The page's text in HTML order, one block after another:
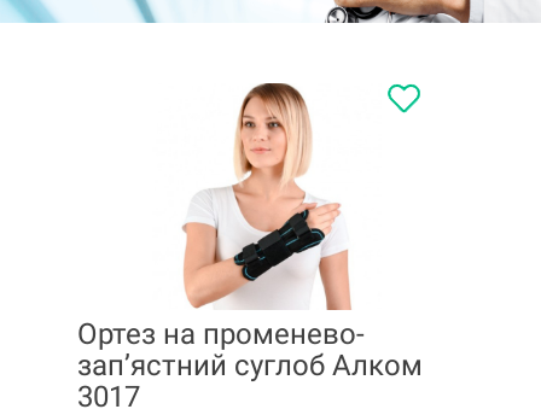
Ортез на променево-
зап’ястний суглоб Алком
3017